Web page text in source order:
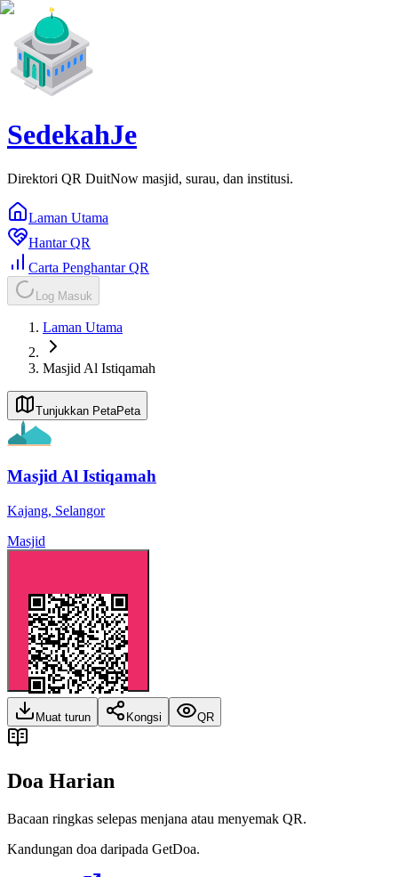
SedekahJe
Direktori QR DuitNow masjid, surau, dan institusi.
Laman Utama
Hantar QR
Carta Penghantar QR
Log Masuk
Laman Utama
Masjid Al Istiqamah
Tunjukkan PetaPeta
Masjid Al Istiqamah
Kajang, Selangor
Masjid
Muat turun Kongsi QR
Doa Harian
Bacaan ringkas selepas menjana atau menyemak QR.
Kandungan doa daripada GetDoa.